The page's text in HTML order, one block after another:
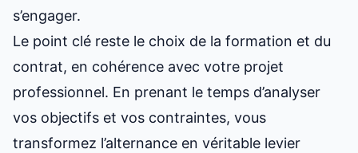
s’engager.
Le point clé reste le choix de la formation et du
contrat, en cohérence avec votre projet
professionnel. En prenant le temps d’analyser
vos objectifs et vos contraintes, vous
transformez l’alternance en véritable levier